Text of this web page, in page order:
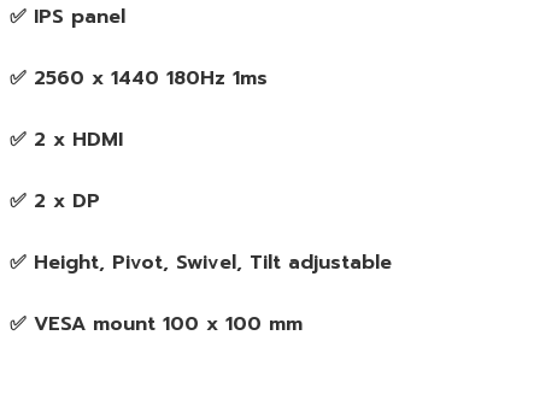
ศูนย์
ชิ้น
✅ IPS panel
✅ 2560 x 1440 180Hz 1ms
✅ 2 x HDMI
✅ 2 x DP
✅ Height, Pivot, Swivel, Tilt adjustable
✅ VESA mount 100 x 100 mm